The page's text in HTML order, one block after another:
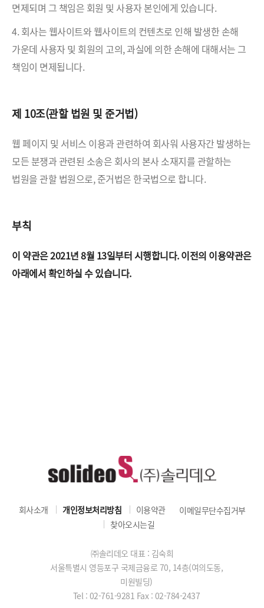
면제되며 그 책임은 회원 및 사용자 본인에게 있습니다.
4. 회사는 웹사이트와 웹사이트의 컨텐츠로 인해 발생한 손해
가운데 사용자 및 회원의 고의, 과실에 의한 손해에 대해서는 그
책임이 면제됩니다.
제 10조(관할 법원 및 준거법)
웹 페이지 및 서비스 이용과 관련하여 회사워 사용자간 발생하는
모든 분쟁과 관련된 소송은 회사의 본사 소재지를관할하는
법원을 관할 법원으로, 준거법은 한국법으로 합니다.
부칙
이 약관은 2021년 8월 13일부터 시행합니다.이전의 이용약관은
아래에서 확인하실 수 있습니다.
회사소개 개인정보처리방침 이용약관
이메일무단수집거부
찾아오시는길
㈜솔리데오 대표 : 김숙희
서울특별시 영등포구 국제금융로 70, 14층(여의도동,
미원빌딩)
Tel : 02-761-9281 Fax : 02-784-2437